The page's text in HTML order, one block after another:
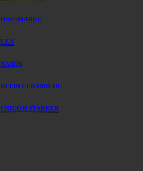
HAUSMARKE
LEA
NAXOS
REFIN CERAMICHE
UNICOM STARKER